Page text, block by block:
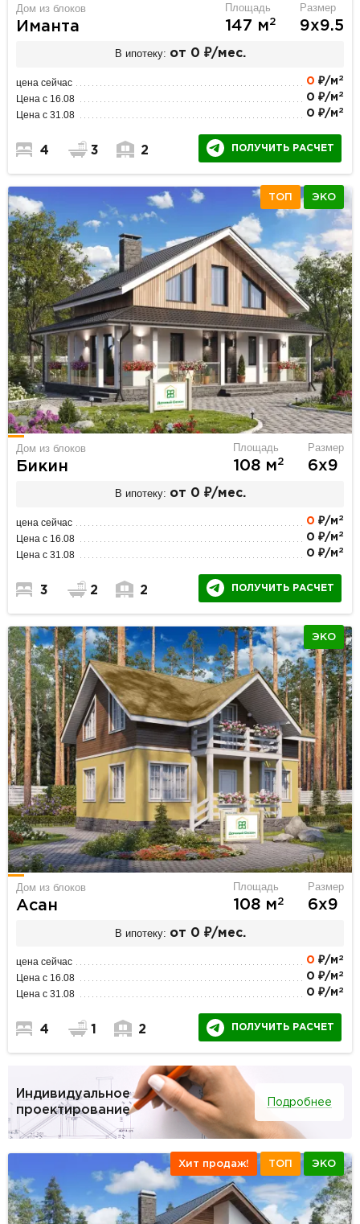
Дом из блоков
Иманта
Площадь
147 м2
Размер
9х9.5
В ипотеку: от 0 ₽/мес.
цена сейчас 0 ₽/м 2
Цена с 16.08 0 ₽/м 2
Цена с 31.08 0 ₽/м 2
4 3 2 ПОЛУЧИТЬ РАСЧЕТ
ТОП ЭКО
Дом из блоков
Бикин
Площадь
108 м2
Размер
6х9
В ипотеку: от 0 ₽/мес.
цена сейчас 0 ₽/м 2
Цена с 16.08 0 ₽/м 2
Цена с 31.08 0 ₽/м 2
3 2 2 ПОЛУЧИТЬ РАСЧЕТ
ЭКО
Дом из блоков
Асан
Площадь
108 м2
Размер
6х9
В ипотеку: от 0 ₽/мес.
цена сейчас 0 ₽/м 2
Цена с 16.08 0 ₽/м 2
Цена с 31.08 0 ₽/м 2
4 1 2 ПОЛУЧИТЬ РАСЧЕТ
Индивидуальное
проектирование
Подробнее
Хит продаж! ТОП ЭКО